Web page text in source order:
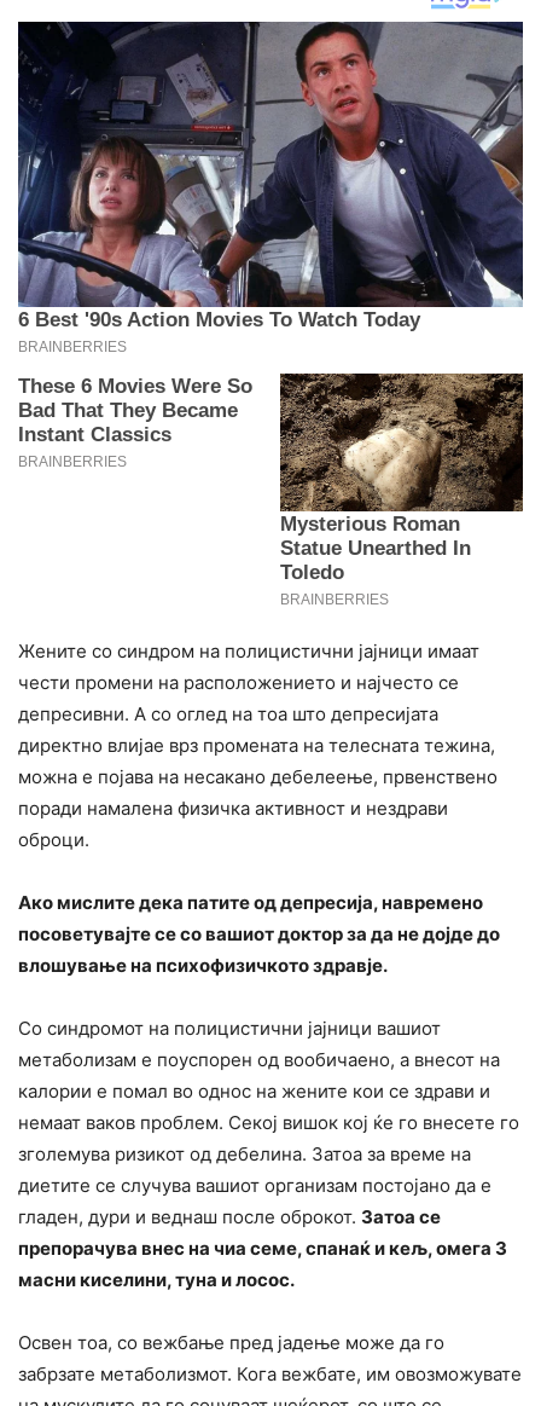
Жените со синдром на полицистични јајници имаат
чести промени на расположението и најчесто се
депресивни. А со оглед на тоа што депресијата
директно влијае врз промената на телесната тежина,
можна е појава на несакано дебелеење, првенствено
поради намалена физичка активност и нездрави
оброци.
Ако мислите дека патите од депресија, навремено
посоветувајте се со вашиот доктор за да не дојде до
влошување на психофизичкото здравје.
Со синдромот на полицистични јајници вашиот
метаболизам е поуспорен од вообичаено, а внесот на
калории е помал во однос на жените кои се здрави и
немаат ваков проблем. Секој вишок кој ќе го внесете го
зголемува ризикот од дебелина. Затоа за време на
диетите се случува вашиот организам постојано да е
гладен, дури и веднаш после оброкот. Затоа се
препорачува внес на чиа семе, спанаќ и кељ, омега 3
масни киселини, туна и лосос.
Освен тоа, со вежбање пред јадење може да го
забрзате метаболизмот. Кога вежбате, им овозможувате